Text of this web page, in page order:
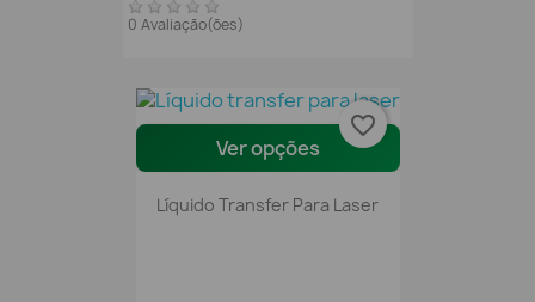
0 Avaliação(ões)
Ver opções
Líquido Transfer Para Laser
favorite_border